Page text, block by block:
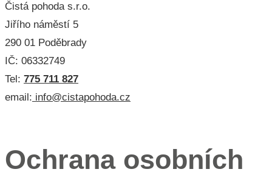
Čistá pohoda s.r.o.
Jiřího náměstí 5
290 01 Poděbrady
IČ: 06332749
Tel: 775 711 827
email: info@cistapohoda.cz
Ochrana osobních